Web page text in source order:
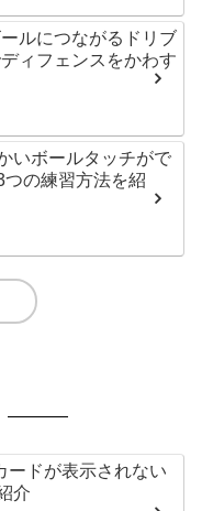
ールにつながるドリブ
ィフェンスをかわす
いボールタッチがで
つの練習方法を紹
ードが表示されない
介